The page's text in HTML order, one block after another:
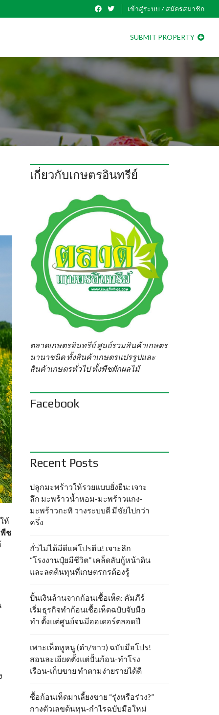
เข้าสู่ระบบ / สมัครสมาชิก
SUBMIT PROPERTY
ห้
พืช
เกี่ยวกับเกษตรอินทรีย์
ตลาดเกษตรอินทรีย์ ศูนย์รวมสินค้าเกษตร
นานาชนิด ทั้งสินค้าเกษตรแปรรูปและ
สินค้าเกษตรทั่วไป ทั้งพืชผักผลไม้
Facebook
Recent Posts
ปลูกมะพร้าวให้รวยแบบยั่งยืน: เจาะ
ลึก มะพร้าวน้ำหอม-มะพร้าวแกง-
มะพร้าวกะทิ วางระบบดี มีชัยไปกว่า
ครึ่ง
ถั่วไม่ได้มีดีแค่โปรตีน! เจาะลึก
“โรงงานปุ๋ยมีชีวิต” เคล็ดลับกู้หน้าดิน
และลดต้นทุนที่เกษตรกรต้องรู้
ปั้นเงินล้านจากก้อนเชื้อเห็ด: คัมภีร์
เริ่มธุรกิจทำก้อนเชื้อเห็ดฉบับจับมือ
ทำ ตั้งแต่ศูนย์จนมีออเดอร์ตลอดปี
เพาะเห็ดหูหนู (ดำ/ขาว) ฉบับมือโปร!
สอนละเอียดตั้งแต่ปั้นก้อน-ทำโรง
เรือน-เก็บขาย ทำตามง่ายรายได้ดี
ซื้อก้อนเห็ดมาเลี้ยงขาย “รุ่งหรือร่วง?”
กางตัวเลขต้นทุน-กำไรฉบับมือใหม่